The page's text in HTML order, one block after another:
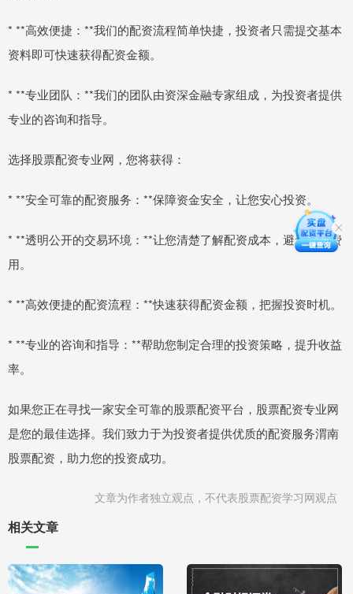
* **高效便捷：**我们的配资流程简单快捷，投资者只需提交基本
资料即可快速获得配资金额。
* **专业团队：**我们的团队由资深金融专家组成，为投资者提供
专业的咨询和指导。
选择股票配资专业网，您将获得：
* **安全可靠的配资服务：**保障资金安全，让您安心投资。
* **透明公开的交易环境：**让您清楚了解配资成本，避免隐形费
用。
* **高效便捷的配资流程：**快速获得配资金额，把握投资时机。
* **专业的咨询和指导：**帮助您制定合理的投资策略，提升收益
率。
如果您正在寻找一家安全可靠的股票配资平台，股票配资专业网
是您的最佳选择。我们致力于为投资者提供优质的配资服务渭南
股票配资，助力您的投资成功。
文章为作者独立观点，不代表股票配资学习网观点
相关文章